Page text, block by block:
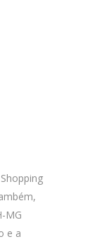
MG
e a